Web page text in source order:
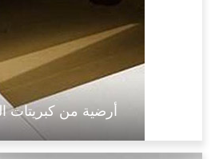
أرضية من كبريتات
مضاد للكهرباء